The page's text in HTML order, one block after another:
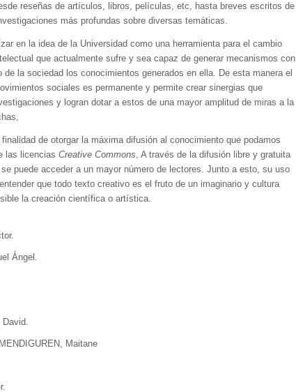
reseñas de artículos, libros, películas, etc, hasta breves escritos de
más profundas sobre diversas temáticas.
en la idea de la Universidad como una herramienta para el cambio
que actualmente sufre y sea capaz de generar mecanismos con
de la sociedad los conocimientos generados en ella. De esta manera el
sociales es permanente y permite crear sinergias que
y logran dotar a estos de una mayor amplitud de miras a la
de otorgar la máxima difusión al conocimiento que podamos
las licencias Creative Commons , A través de la difusión libre y gratuita
puede acceder a un mayor número de lectores. Junto a esto, su uso
que todo texto creativo es el fruto de un imaginario y cultura
la creación científica o artística.
Ángel.
Maitane